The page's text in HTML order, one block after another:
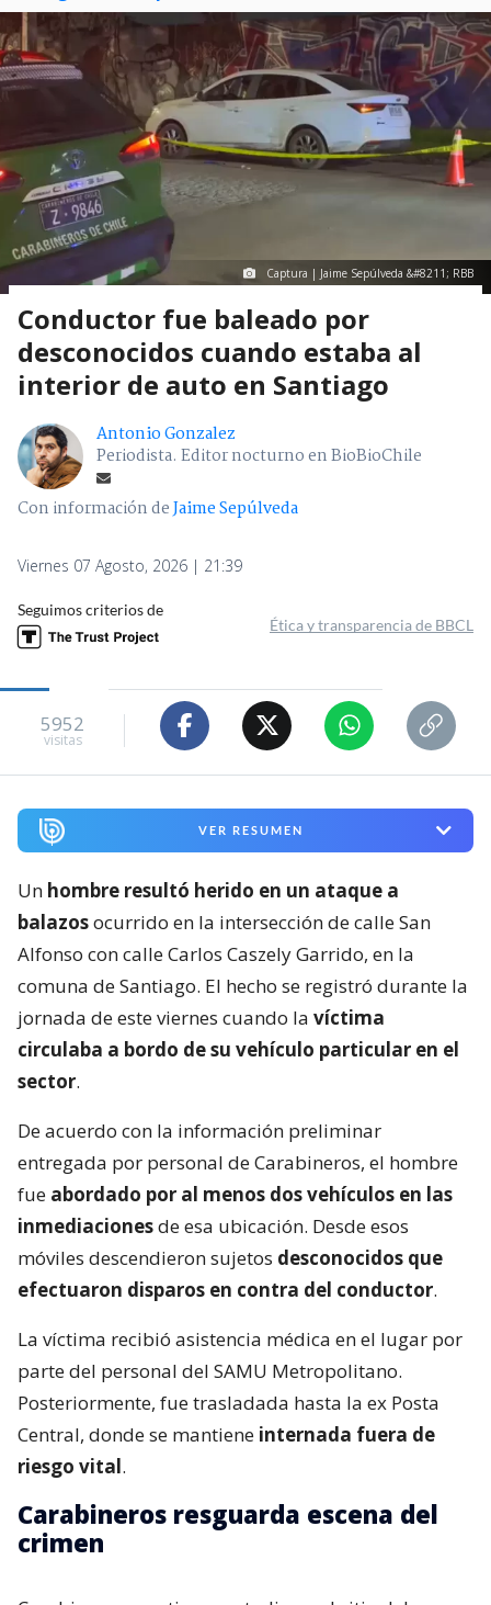
Captura | Jaime Sepúlveda &#8211; RBB
Conductor fue baleado por
desconocidos cuando estaba al
interior de auto en Santiago
Antonio Gonzalez
Periodista. Editor nocturno en BioBioChile
Con información deJaime Sepúlveda
Viernes 07 Agosto, 2026 | 21:39
Seguimos criterios de
Ética y transparencia de BBCL
5952
visitas
VER RESUMEN
Un hombre resultó herido en un ataque a
balazosocurrido en la intersección de calle San
Alfonso con calle Carlos Caszely Garrido, en la
comuna de Santiago. El hecho se registró durante la
jornada de este viernes cuando la víctima
circulaba a bordo de su vehículo particular en el
sector.
De acuerdo con la información preliminar
entregada por personal de Carabineros, el hombre
fue abordado por al menos dos vehículos en las
inmediacionesde esa ubicación. Desde esos
móviles descendieron sujetos desconocidos que
efectuaron disparos en contra del conductor.
La víctima recibió asistencia médica en el lugar por
parte del personal del SAMU Metropolitano.
Posteriormente, fue trasladada hasta la ex Posta
Central, donde se mantiene internada fuera de
riesgo vital.
Carabineros resguarda escena del
crimen